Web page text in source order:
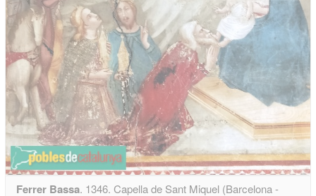
Ferrer Bassa. 1346. Capella de Sant Miquel (Barcelona -